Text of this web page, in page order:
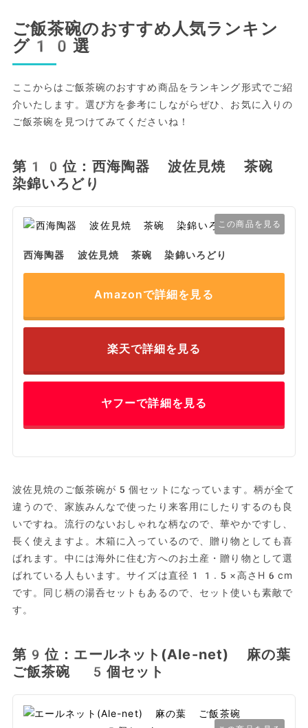
ご飯茶碗のおすすめ人気ランキン
グ10選
ここからはご飯茶碗のおすすめ商品をランキング形式でご紹
介いたします。選び方を参考にしながらぜひ、お気に入りの
ご飯茶碗を見つけてみてくださいね！
第10位：西海陶器 波佐見焼 茶碗
染錦いろどり
この商品を見る
西海陶器 波佐見焼 茶碗 染錦いろどり
Amazonで詳細を見る
楽天で詳細を見る
ヤフーで詳細を見る
波佐見焼のご飯茶碗が5個セットになっています。柄が全て
違うので、家族みんなで使ったり来客用にしたりするのも良
いですね。流行のないおしゃれな柄なので、華やかですし、
長く使えますよ。木箱に入っているので、贈り物としても喜
ばれます。中には海外に住む方へのお土産・贈り物として選
ばれている人もいます。サイズは直径11.5×高さH6cm
です。同じ柄の湯呑セットもあるので、セット使いも素敵で
す。
第9位：エールネット(Ale-net) 麻の葉
ご飯茶碗 5個セット